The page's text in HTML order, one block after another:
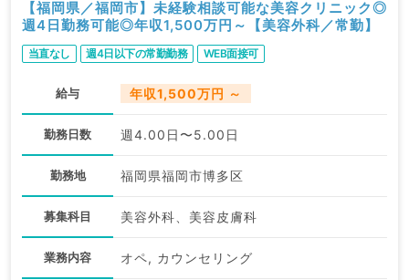
【福岡県／福岡市】未経験相談可能な美容クリニック◎
週4日勤務可能◎年収1,500万円～【美容外科／常勤】
当直なし 週4日以下の常勤勤務 WEB面接可
給与 年収1,500万円 ～
勤務日数 週4.00日〜5.00日
勤務地 福岡県福岡市博多区
募集科目 美容外科、美容皮膚科
業務内容 オペ, カウンセリング